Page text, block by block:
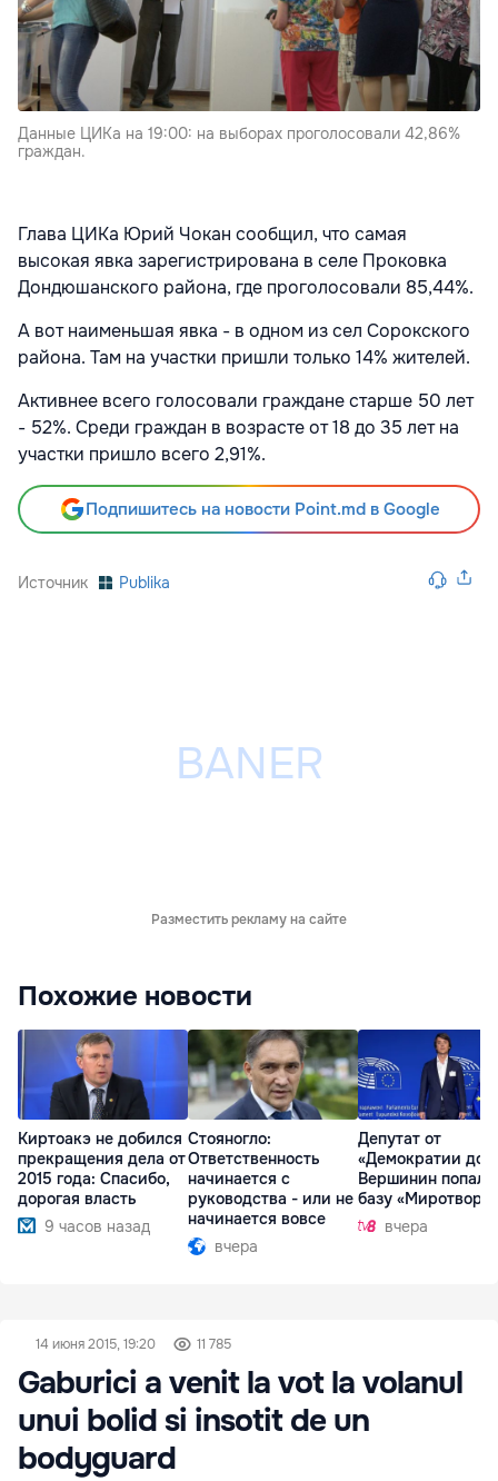
Данные ЦИКа на 19:00: на выборах проголосовали 42,86%
граждан.
Глава ЦИКа Юрий Чокан сообщил, что самая
высокая явка зарегистрирована в селе Проковка
Дондюшанского района, где проголосовали 85,44%.
А вот наименьшая явка - в одном из сел Сорокского
района. Там на участки пришли только 14% жителей.
Активнее всего голосовали граждане старше 50 лет
- 52%. Среди граждан в возрасте от 18 до 35 лет на
участки пришло всего 2,91%.
Подпишитесь на новости Point.md в Google
Источник Publika
Разместить рекламу на сайте
Похожие новости
Киртоакэ не добился
прекращения дела от
2015 года: Спасибо,
дорогая власть
9 часов назад
Стояногло:
Ответственность
начинается с
руководства - или не
начинается вовсе
вчера
Депутат от
«Демократии
Вершинин попал в
базу
вчера
14 июня 2015, 19:20 11 785
Gaburici a venit la vot la volanul
unui bolid si insotit de un
bodyguard